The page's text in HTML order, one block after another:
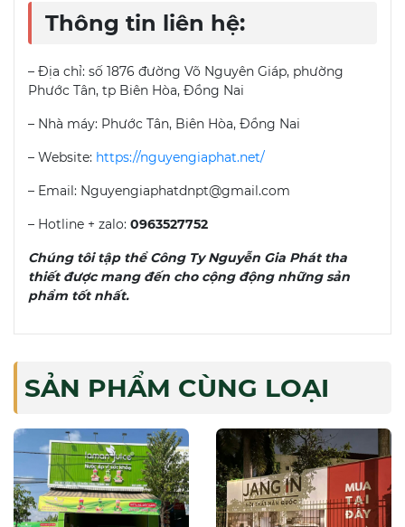
Thông tin liên hệ:
– Địa chỉ: số 1876 đường Võ Nguyên Giáp, phường
Phước Tân, tp Biên Hòa, Đồng Nai
– Nhà máy: Phước Tân, Biên Hòa, Đồng Nai
– Website: https://nguyengiaphat.net/
– Email: Nguyengiaphatdnpt@gmail.com
– Hotline + zalo: 0963527752
Chúng tôi tập thể Công Ty Nguyễn Gia Phát tha
thiết được mang đến cho cộng động những sản
phẩm tốt nhất.
SẢN PHẨM CÙNG LOẠI